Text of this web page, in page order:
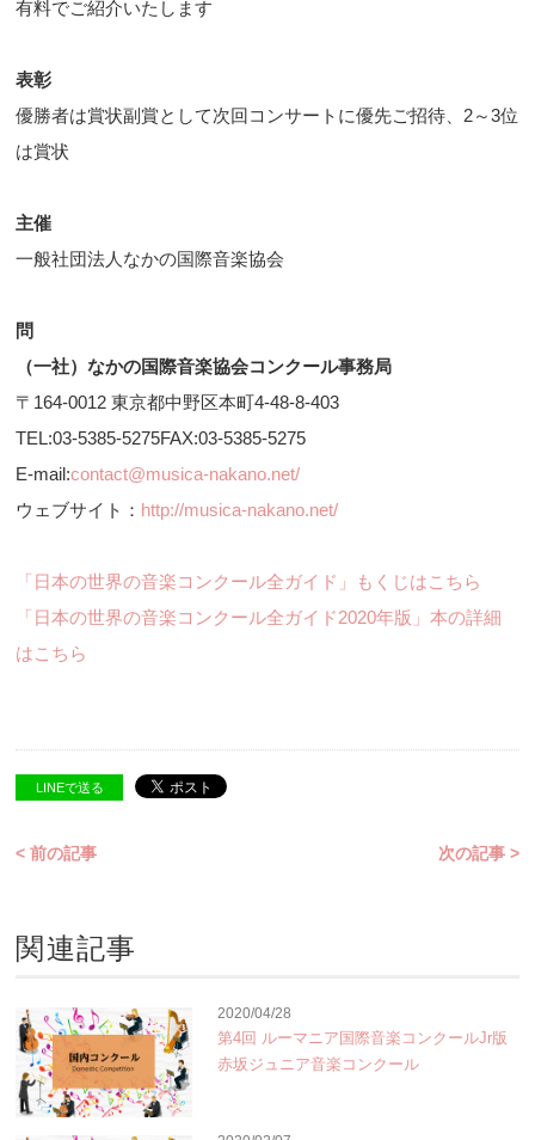
有料でご紹介いたします
表彰
優勝者は賞状副賞として次回コンサートに優先ご招待、2～3位
は賞状
主催
一般社団法人なかの国際音楽協会
問
（一社）なかの国際音楽協会コンクール事務局
〒164-0012 東京都中野区本町4-48-8-403
TEL:03-5385-5275FAX:03-5385-5275
E-mail:contact@musica-nakano.net/
ウェブサイト： http://musica-nakano.net/
「日本の世界の音楽コンクール全ガイド」もくじはこちら
「日本の世界の音楽コンクール全ガイド2020年版」本の詳細
はこちら
LINEで送る
< 前の記事 次の記事 >
関連記事
2020/04/28
第4回 ルーマニア国際音楽コンクールJr版
赤坂ジュニア音楽コンクール